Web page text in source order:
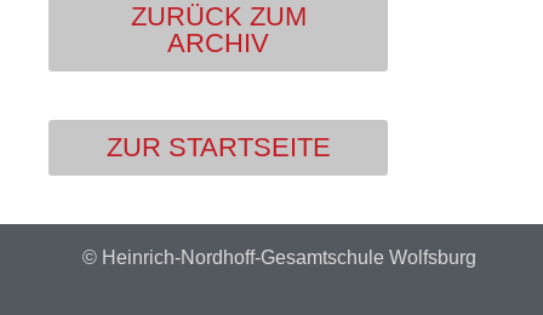
ZURÜCK ZUM
ARCHIV
ZUR STARTSEITE
© Heinrich-Nordhoff-Gesamtschule Wolfsburg